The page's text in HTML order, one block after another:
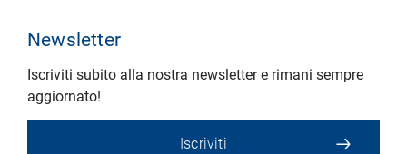
Newsletter
Iscriviti subito alla nostra newsletter e rimani sempre
aggiornato!
Iscriviti